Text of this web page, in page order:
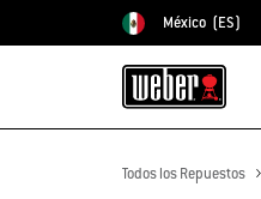
Elegir país
México (ES)
Todos los Repuestos